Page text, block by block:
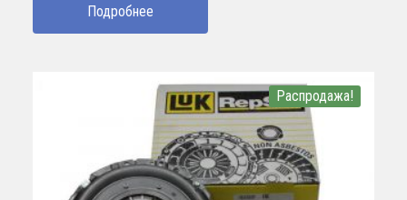
Подробнее
Распродажа!